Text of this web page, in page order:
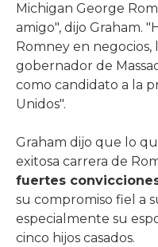
Michigan George
amigo", dijo Graham.
Romney en negocios,
gobernador de
como candidato a la
Unidos".
Graham dijo que lo
exitosa carrera de
fuertes
su compromiso fiel a
especialmente su
cinco hijos casados.